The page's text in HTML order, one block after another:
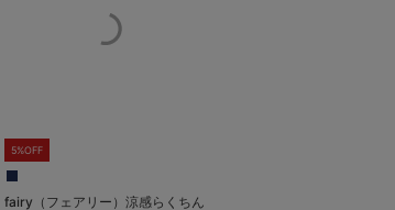
5%OFF
fairy（フェアリー）涼感らくちん